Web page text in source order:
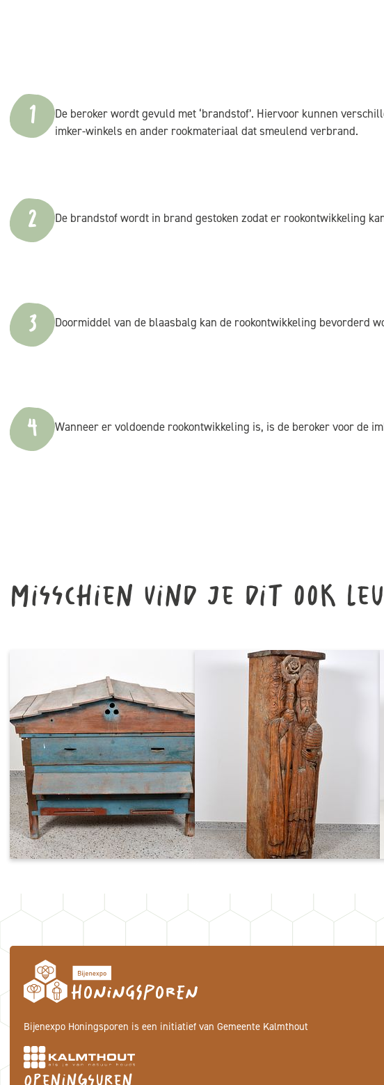
1
De beroker wordt gevuld met ‘brandstof’. Hiervoor kunnen
imker-winkels en ander rookmateriaal dat smeulend verbrand.
2 De brandstof wordt in brand gestoken zodat er rookontwikkeling
3 Doormiddel van de blaasbalg kan de rookontwikkeling bevorderd
4 Wanneer er voldoende rookontwikkeling is, is de beroker voor de
Misschien vind je dit ook
Bijenexpo Honingsporen is een initiatief van Gemeente Kalmthout